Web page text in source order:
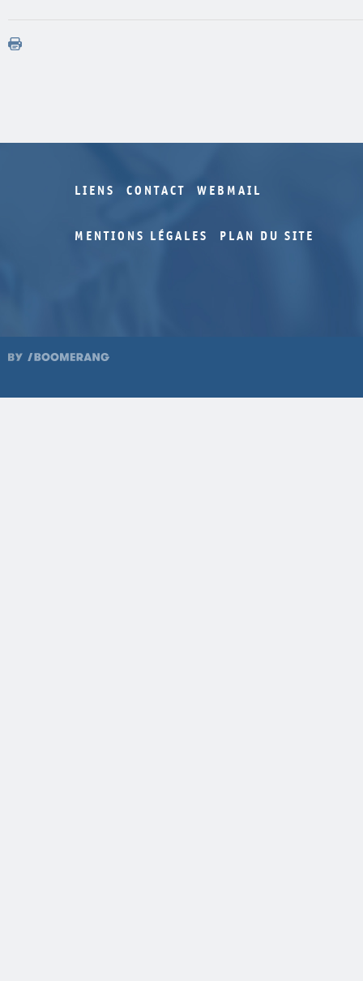
LIENS CONTACT WEBMAIL
MENTIONS LÉGALES PLAN DU SITE